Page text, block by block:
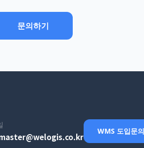
문의하기
WMS 도입문의